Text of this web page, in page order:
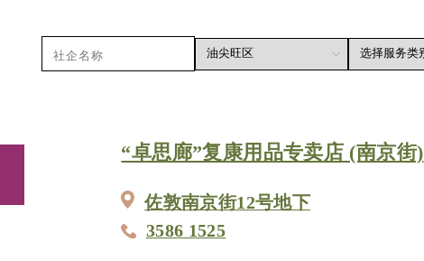
“卓思廊”复康用品专卖店 (南京街)
佐敦南京街12号地下
3586 1525